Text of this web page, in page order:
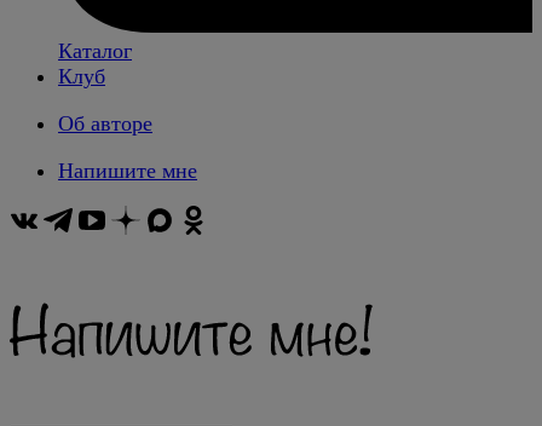
Каталог
Клуб
Об авторе
Напишите мне